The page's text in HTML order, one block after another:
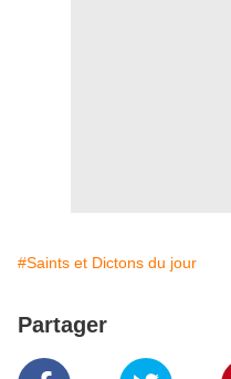
#Saints et Dictons du jour
Partager